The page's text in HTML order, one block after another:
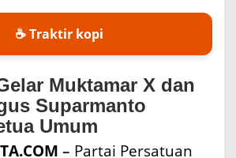
J
i
e
t
u
m
2
☕ Traktir kopi
Muktamar X dan
Suparmanto
Umum
– Partai Persatuan